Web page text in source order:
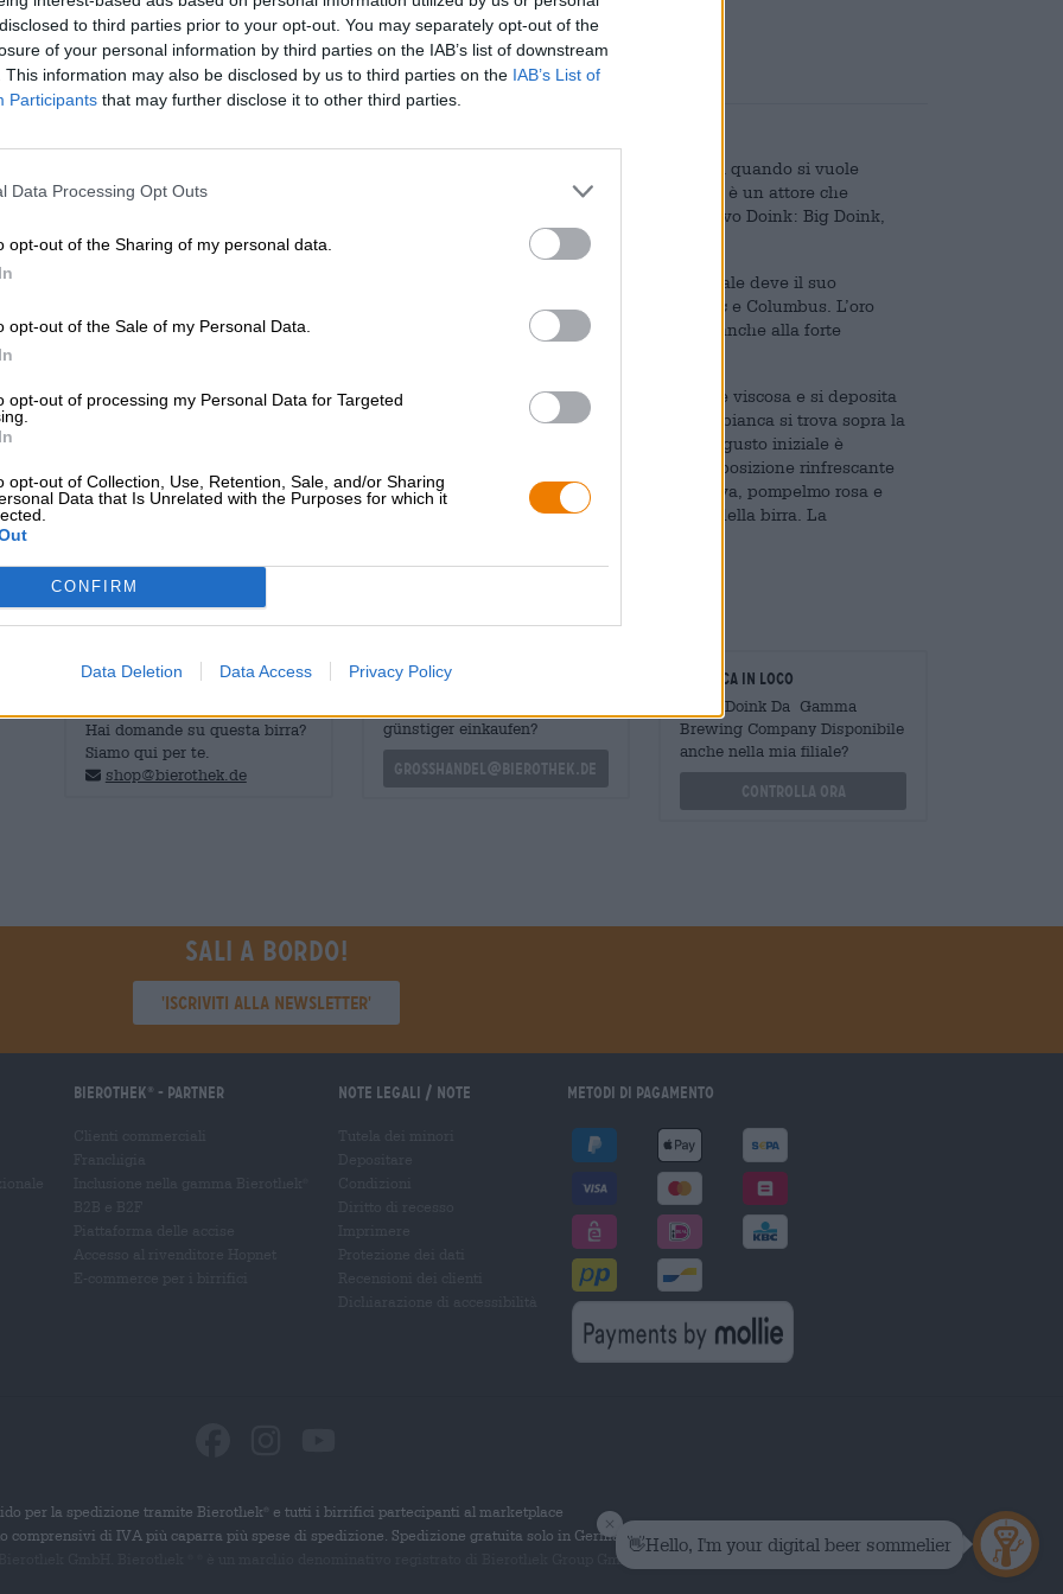
to third parties prior to your opt-out. You may separately opt-out of the
of your personal information by third parties on the IAB’s list of downstream
This information may also be disclosed by us to third parties on the IAB’s List of
Participants that may further disclose it to other third parties.
Data Processing Opt Outs
opt-out of the Sharing of my personal data.
opt-out of the Sale of my Personal Data.
opt-out of processing my Personal Data for Targeted
opt-out of Collection, Use, Retention, Sale, and/or Sharing
Data that Is Unrelated with the Purposes for which it
CONFIRM
Data Deletion Data Access Privacy Policy
* I prezzi sono comprensivi di accisa
Descrizione Informazioni Recensioni(0)
Doink è un termine banalizzato per indicare un idiota. In inglese il termine si usa quando si vuole
insultare qualcuno. La parola appare anche nella scena del wrestling. Qui Doink è un attore che
rappresenta i cattivi in una mascherata da clown. Ora, però, sul ring sale un nuovo Doink: Big Doink,
però, non è né un wrestler né un pazzo.
Big Doink è una Double India Pale Ale intensamente luppolata. La birra artigianale deve il suo
carattere fruttato tropicale alle potenti varietà di luppolo Citra, Cashmere, Mosaic e Columbus. L’oro
verde non solo apporta alla birra una travolgente nota fruttata, ma contribuisce anche alla forte
La magistrale birra di Gamma scorre nel bicchiere con una consistenza cremosa e viscosa e si deposita
in un tono ramato opaco e massicciamente torbido. Un’ariosa corona di schiuma bianca si trova sopra la
birra color miele, emanando un allettante pot-pourri di frutti del sud e agrumi. Il gusto iniziale è
finemente gassato e solletica la lingua. In termini di gusto, Big Doink è una composizione rinfrescante
di drupacee mature, ananas dorato, luppolo floreale, frutto della passione, papaya, pompelmo rosa e
arance baciate dal sole. Un tocco di erba e malto morbido completano il piacere della birra. La
CONSULENZA GRATUITA SULLA
Hai domande su questa birra?
Siamo qui per te.
shop@bierothek.de
commercianti o ristoratori
günstiger einkaufen?
grosshandel@bierothek.de
Verifica in loco
È Big Doink Da Gamma
Brewing Company Disponibile
anche nella mia filiale?
Controlla ora
Sali a bordo!
'Iscriviti alla newsletter'
Bierothek - Partner Note legali / Note Metodi di pagamento
per la spedizione tramite Bierothek
e tutti i birrifici partecipanti al marketplace
comprensivi di IVA più caparra più spese di spedizione. Spedizione gratuita solo in Germania.
marchio denominativo registrato di Bierothek Group GmbH. Tutti i diritti riservati.